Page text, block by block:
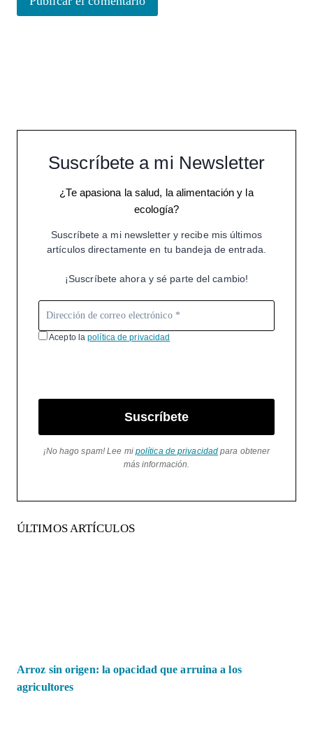
Suscríbete a mi Newsletter
¿Te apasiona la salud, la alimentación y la
ecología?
Suscríbete a mi newsletter y recibe mis últimos
artículos directamente en tu bandeja de entrada.
¡Suscríbete ahora y sé parte del cambio!
Acepto lapolítica de privacidad
Suscríbete
¡No hago spam! Lee mi política de privacidad para obtener
más información.
ÚLTIMOS ARTÍCULOS
Arroz sin origen: la opacidad que arruina a los
agricultores